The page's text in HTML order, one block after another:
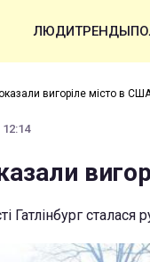
ЛЮДИТРЕНДЫ
вигоріле місто в
Гатлінбург сталася